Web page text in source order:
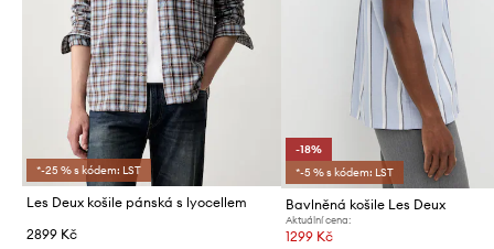
*-25 % s kódem: LST
Les Deux košile pánská s lyocellem
2899 Kč
-18%
*-5 % s kódem: LST
Bavlněná košile Les Deux
Aktuální cena:
1299 Kč